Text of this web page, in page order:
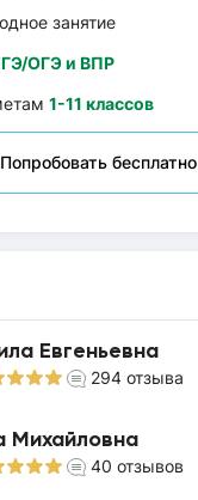
занятие
ОГЭ и ВПР
1-11 классов
Попробовать бесплатно
Евгеньевна
294 отзыва
Михайловна
40 отзывов